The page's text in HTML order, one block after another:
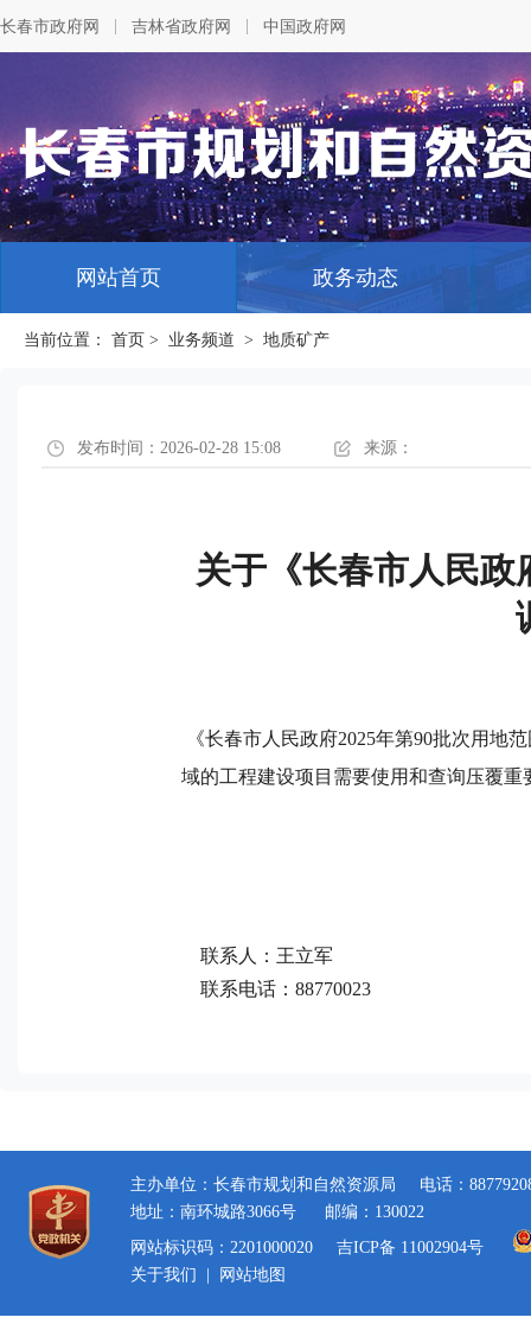
长春市政府网 吉林省政府网 中国政府网
网站首页 政务动态
当前位置： 首页 > 业务频道 > 地质矿产
发布时间：2026-02-28 15:08 来源：
关于《长春市人民政
《长春市人民政府2025年第90批次用地
域的工程建设项目需要使用和查询压覆
联系人：王立军
联系电话：88770023
主办单位：长春市规划和自然资源局
电话：
地址：南环城路3066号
邮编：130022
网站标识码：2201000020
吉ICP备 11002904号
关于我们
网站地图